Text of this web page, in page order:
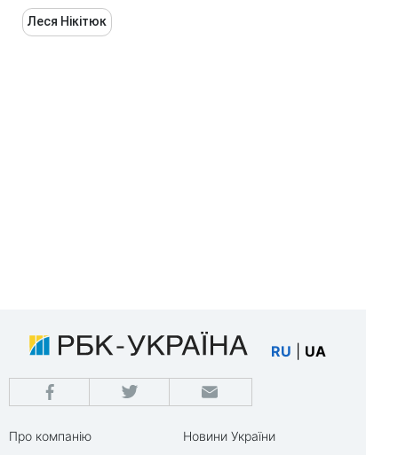
Леся Нікітюк
RU UA
Про компанію
Новини України